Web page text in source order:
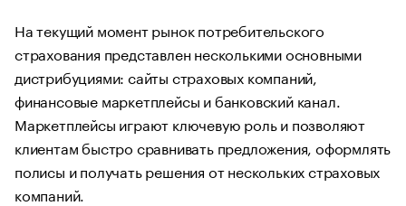
На текущий момент рынок потребительского
страхования представлен несколькими основными
дистрибуциями: сайты страховых компаний,
финансовые маркетплейсы и банковский канал.
Маркетплейсы играют ключевую роль и позволяют
клиентам быстро сравнивать предложения, оформлять
полисы и получать решения от нескольких страховых
компаний.